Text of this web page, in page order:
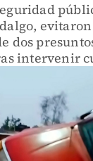
dos
intervenir
intentaba
de